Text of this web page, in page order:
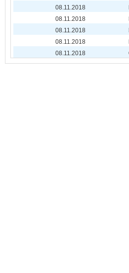
08.11.2018
08.11.2018
08.11.2018
08.11.2018
08.11.2018